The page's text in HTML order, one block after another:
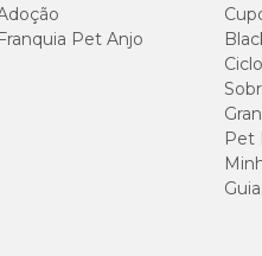
1/2
1
1 e 1/2
Franquia Pet Anjo
Pet